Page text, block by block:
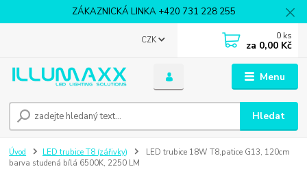
ZÁKAZNICKÁ LINKA +420 731 228 255
Menu
CZK
Hledat
0 ks
za 0,00 Kč
Úvod LED trubice T8 (zářivky)
LED trubice 18W T8,patice G13, 120cm
barva studená bílá 6500K, 2250 LM